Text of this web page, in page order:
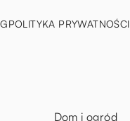
POLITYKA PRYWATNOŚCI
Dom i ogród